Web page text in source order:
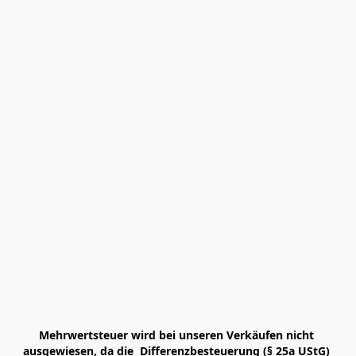
Mehrwertsteuer wird bei unseren Verkäufen nicht
ausgewiesen, da die  Differenzbesteuerung (§ 25a UStG)